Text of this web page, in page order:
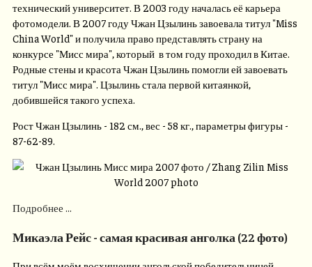
технический университет. В 2003 году началась её карьера
фотомодели. В 2007 году Чжан Цзылинь завоевала титул "Miss
China World" и получила право представлять страну на
конкурсе "Мисс мира", который в том году проходил в Китае.
Родные стены и красота Чжан Цзылинь помогли ей завоевать
титул "Мисс мира". Цзылинь стала первой китаянкой,
добившейся такого успеха.
Рост Чжан Цзылинь - 182 см., вес - 58 кг., параметры фигуры -
87-62-89.
Подробнее ...
Микаэла Рейс - самая красивая анголка (22 фото)